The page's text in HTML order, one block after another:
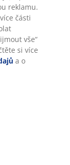
reklamu.
části
vše“
si více
a o